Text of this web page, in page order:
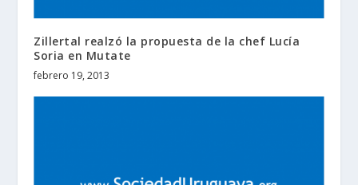
Zillertal realzó la propuesta de la chef Lucía
Soria en Mutate
febrero 19, 2013